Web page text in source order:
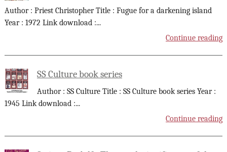
Author : Priest Christopher Title : Fugue for a darkening island
Year : 1972 Link download :...
Continue reading
SS Culture book series
Author : SS Culture Title : SS Culture book series Year :
1945 Link download :...
Continue reading